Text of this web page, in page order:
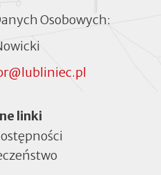
Osobowych:
linki